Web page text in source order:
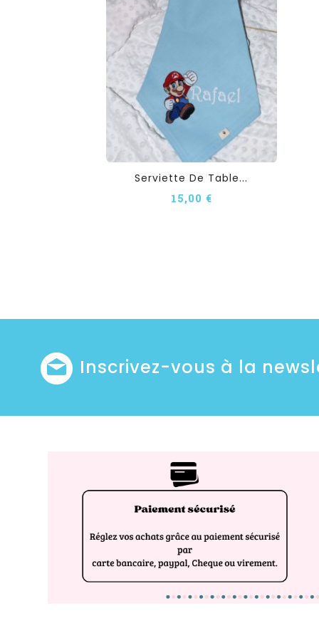
Serviette De Table...
15,00 €
Inscrivez-vous à la